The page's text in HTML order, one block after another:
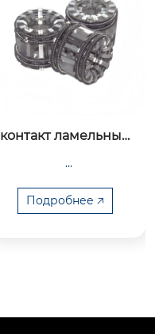
контакт ламельный
Подробнее 🡥